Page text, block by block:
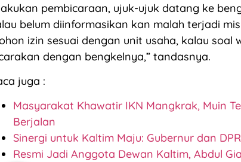
pembicaraan, ujuk-ujuk datang ke
belum diinformasikan kan malah terjadi
izin sesuai dengan unit usaha, kalau
dengan bengkelnya,” tandasnya.
juga :
Masyarakat Khawatir IKN Mangkrak, Muin
Berjalan
Sinergi untuk Kaltim Maju: Gubernur dan
Resmi Jadi Anggota Dewan Kaltim, Abdul